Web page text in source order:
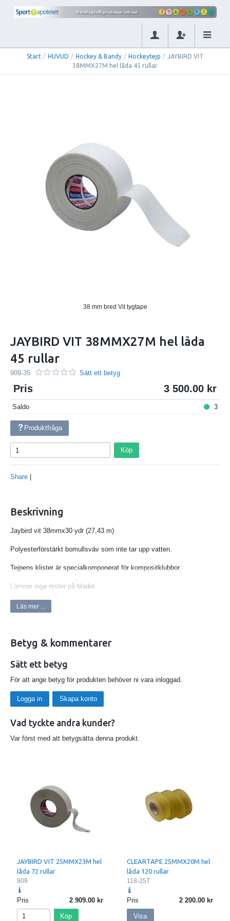
Start / HUVUD / Hockey & Bandy / Hockeytejp / JAYBIRD VIT
38MMX27M hel låda 45 rullar
38 mm bred Vit tygtape
JAYBIRD VIT 38MMX27M hel låda
45 rullar
909-35 Sätt ett betyg
Pris 3 500.00
Saldo 3
Produktfråga
Köp
Share
Beskrivning
Jaybird vit 38mmx30 ydr (27,43 m)
Polyesterförstärkt bomullsväv som inte tar upp vatten.
Tejpens klister är specialkomponerat för kompositklubbor.
Lämnar inga rester på bladet.
En kombination som ger en överlägsen hockeytejp.
45 rullar/kartong.
Läs mer ...
Betyg & kommentarer
Sätt ett betyg
För att ange betyg för produkten behöver ni vara inloggad.
Logga in Skapa konto
Vad tyckte andra kunder?
Var först med att betygsätta denna produkt.
JAYBIRD VIT 25MMX23M hel
låda 72 rullar
909
Pris 2 909.00
Köp
CLEARTAPE 25MMX20M hel
låda 120 rullar
118-25T
Pris 2 200.00
Visa